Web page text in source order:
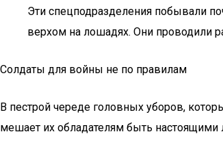
Эти спецподразделения побывали
верхом на лошадях. Они проводили
Солдаты для войны не по правилам
В пестрой череде головных уборов,
мешает их обладателям быть